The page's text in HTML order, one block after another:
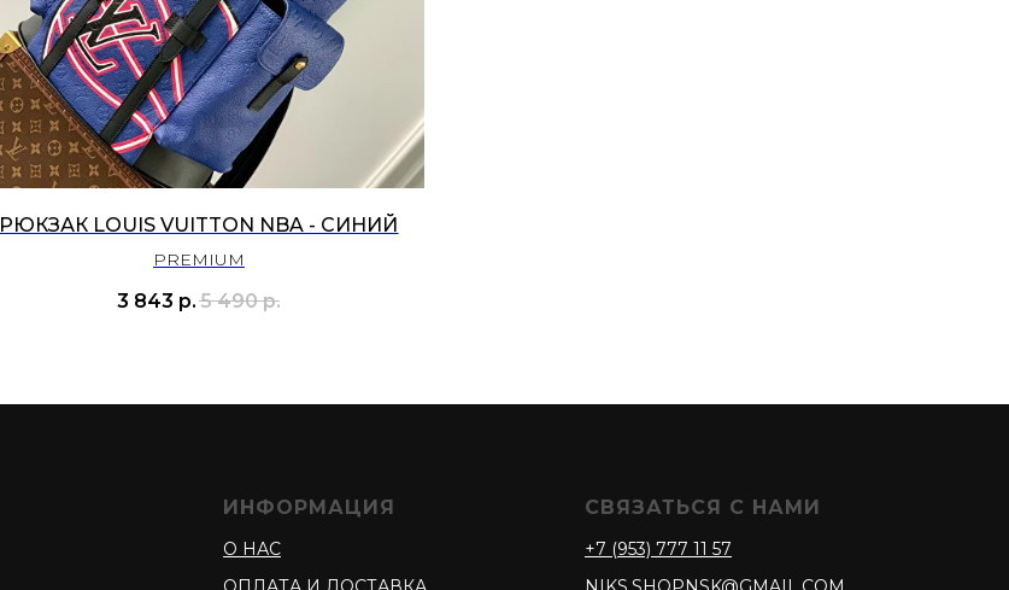
РЮКЗАК LOUIS VUITTON NBA - CИНИЙ
PREMIUM
3 843 р. 5 490 р.
ИНФОРМАЦИЯ
О НАС
СВЯЗАТЬСЯ С НАМИ
+7 (953) 777 11 57